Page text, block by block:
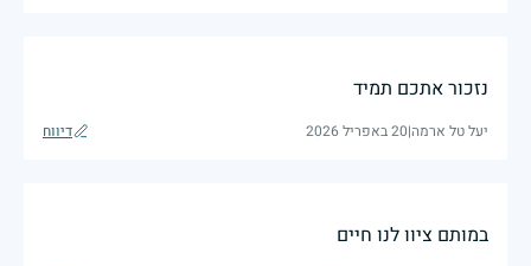
נזכור אתכם תמיד
יעל טל ארמה|20 באפריל 2026 דיווח
במותם ציוו לנו חיים